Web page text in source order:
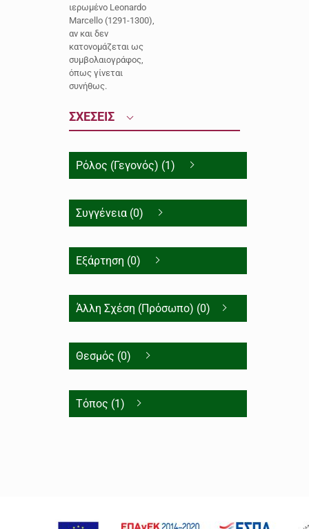
ιερωμένο Leonardo
Marcello (1291-1300),
αν και δεν
κατονομάζεται ως
συμβολαιογράφος,
όπως γίνεται
συνήθως.
ΣΧΕΣΕΙΣ
Ρόλος (Γεγονός) (1)
Συγγένεια (0)
Εξάρτηση (0)
Άλλη Σχέση (Πρόσωπο) (0)
Θεσμός (0)
Τόπος (1)